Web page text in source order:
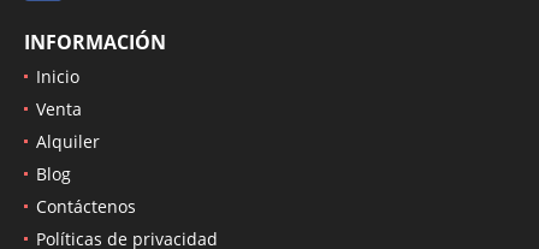
INFORMACIÓN
Inicio
Venta
Alquiler
Blog
Contáctenos
Políticas de privacidad